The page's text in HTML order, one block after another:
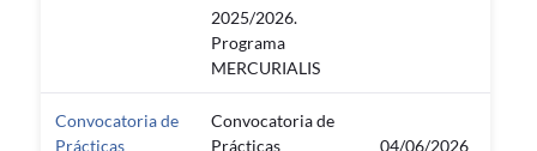
2025/2026.
Programa
MERCURIALIS
Convocatoria de
Prácticas
Convocatoria de
Prácticas
04/06/2026